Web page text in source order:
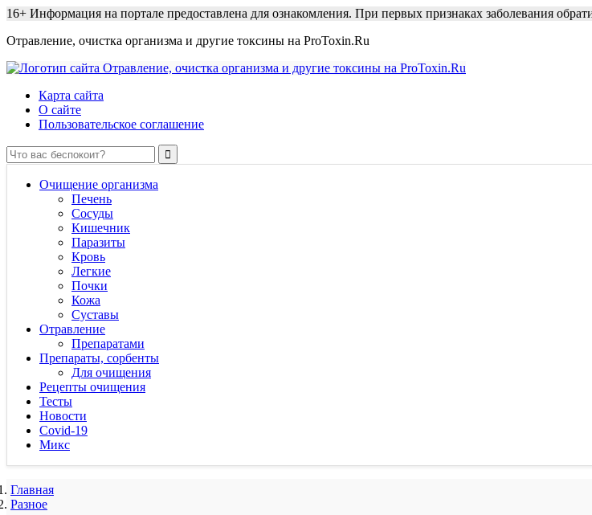
16+ Информация на портале предоставлена для ознакомления. При первых признаках заболевания
Отравление, очистка организма и другие токсины на ProToxin.Ru
Карта сайта
О сайте
Пользовательское соглашение
Очищение организма
Печень
Сосуды
Кишечник
Паразиты
Кровь
Легкие
Почки
Кожа
Суставы
Отравление
Препаратами
Препараты, сорбенты
Для очищения
Рецепты очищения
Тесты
Новости
Covid-19
Микс
Главная
Разное